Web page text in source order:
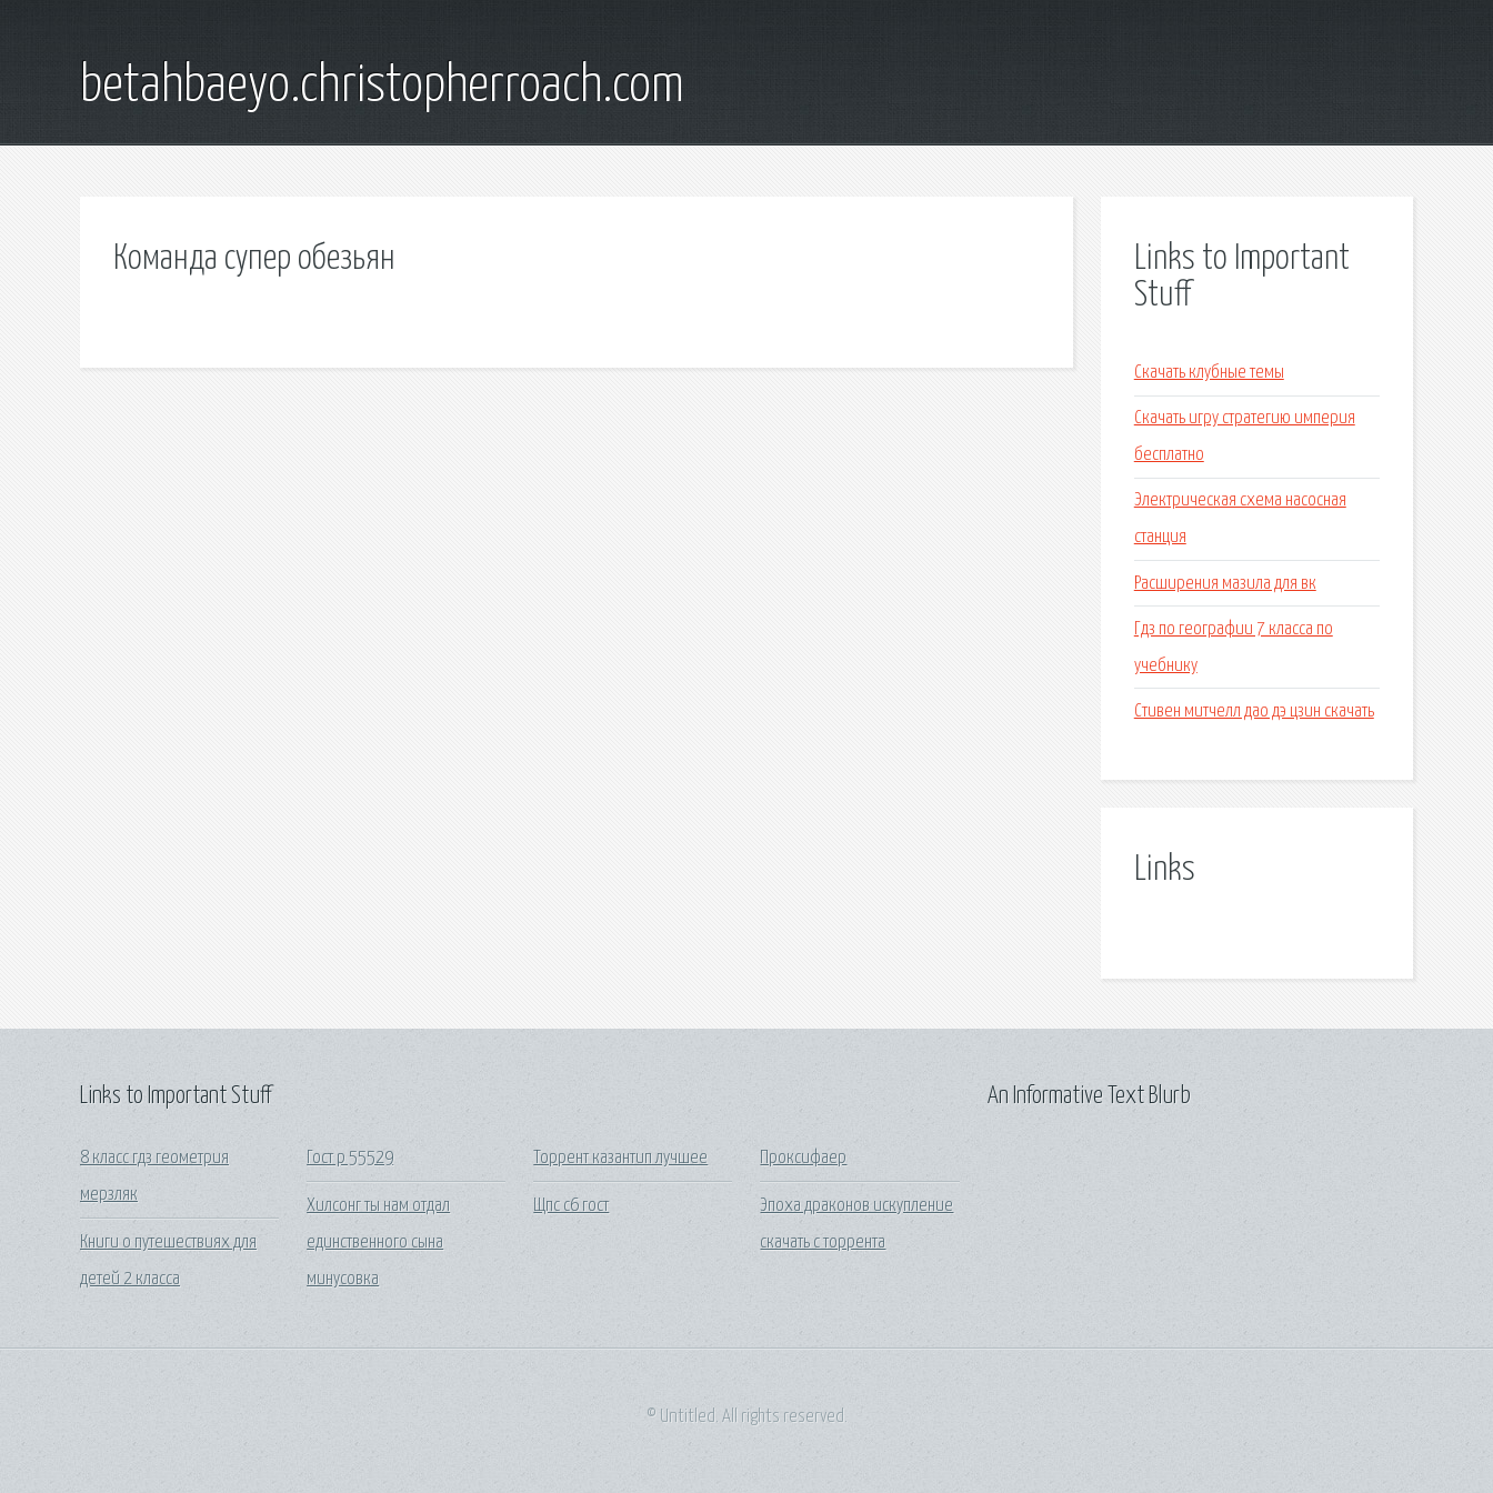
betahbaeyo.christopherroach.com
Команда супер обезьян
Links to Important
Stuff
Скачать клубные темы
Скачать игру стратегию империя
бесплатно
Электрическая схема насосная
станция
Расширения мазила для вк
Гдз по географии 7 класса по
учебнику
Стивен митчелл дао дэ цзин скачать
Links
Links to Important Stuff
8 класс гдз геометрия
мерзляк
Книги о путешествиях для
детей 2 класса
Гост р 55529
Хилсонг ты нам отдал
единственного сына
минусовка
Торрент казантип лучшее
Щпс с6 гост
Проксифаер
Эпоха драконов искупление
скачать с торрента
An Informative Text Blurb
© Untitled. All rights reserved.